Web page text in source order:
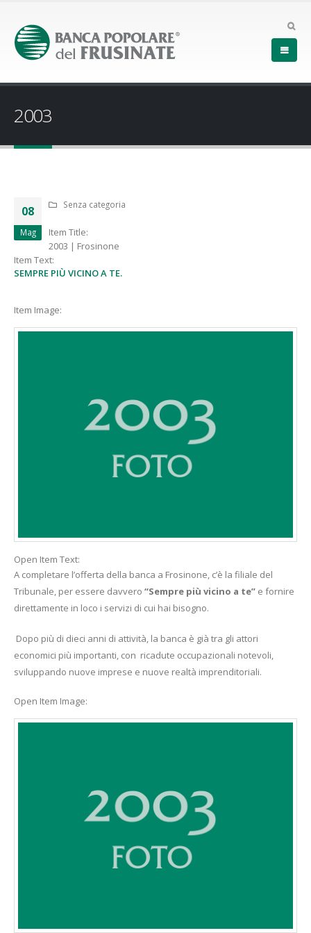
2003
08
Mag
Senza categoria
Item Title:
2003 | Frosinone
Item Text:
SEMPRE PIÙ VICINO A TE.
Item Image:
Open Item Text:
A completare l’offerta della banca a Frosinone, c’è la filiale del
Tribunale, per essere davvero “Sempre più vicino a te” e fornire
direttamente in loco i servizi di cui hai bisogno.
Dopo più di dieci anni di attività, la banca è già tra gli attori
economici più importanti, con ricadute occupazionali notevoli,
sviluppando nuove imprese e nuove realtà imprenditoriali.
Open Item Image: